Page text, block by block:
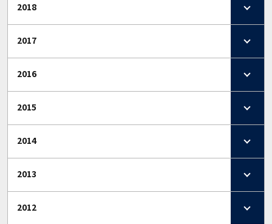
2018
2017
2016
2015
2014
2013
2012